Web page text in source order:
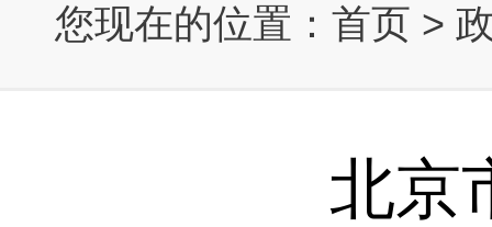
您现在的位置： 首页 >
北京